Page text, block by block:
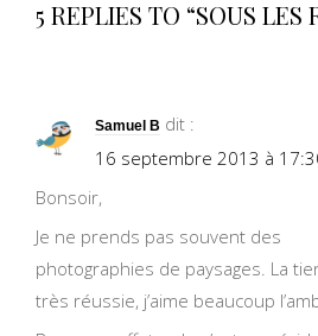
5 REPLIES TO “SOUS LES
Samuel B dit :
16 septembre 2013 à
Bonsoir,
Je ne prends pas souvent des
photographies de paysages. La
très réussie, j’aime beaucoup